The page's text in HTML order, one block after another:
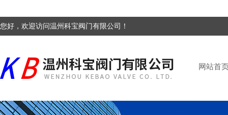
您好，欢迎访问温州科宝阀门有限公司！
网站首